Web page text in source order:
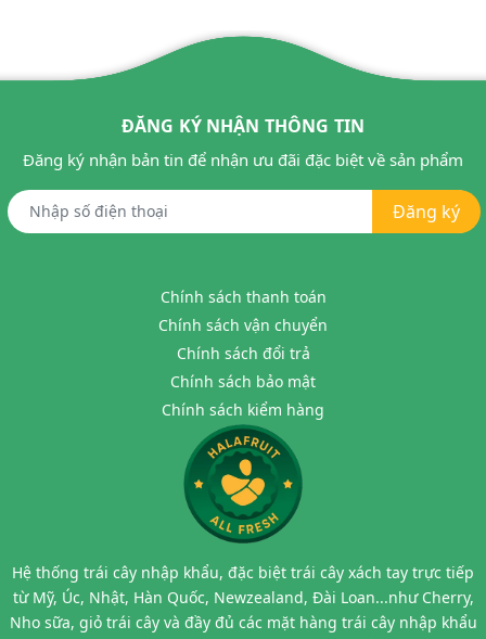
ĐĂNG KÝ NHẬN THÔNG TIN
Đăng ký nhận bản tin để nhận ưu đãi đặc biệt về sản phẩm
Đăng ký
Chính sách thanh toán
Chính sách vận chuyển
Chính sách đổi trả
Chính sách bảo mật
Chính sách kiểm hàng
Hệ thống trái cây nhập khẩu, đặc biệt trái cây xách tay trực tiếp
từ Mỹ, Úc, Nhật, Hàn Quốc, Newzealand, Đài Loan...như Cherry,
Nho sữa, giỏ trái cây và đầy đủ các mặt hàng trái cây nhập khẩu